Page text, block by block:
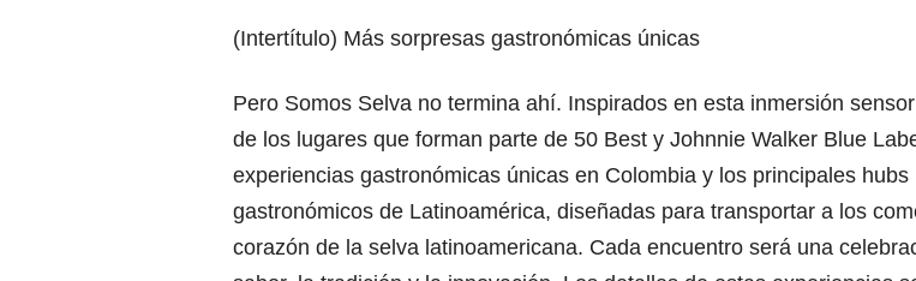
(Intertítulo) Más sorpresas gastronómicas únicas
Pero Somos Selva no termina ahí. Inspirados en esta inmersión
de los lugares que forman parte de 50 Best y Johnnie Walker Blue
experiencias gastronómicas únicas en Colombia y los principales hubs
gastronómicos de Latinoamérica, diseñadas para transportar a los
corazón de la selva latinoamericana. Cada encuentro será una